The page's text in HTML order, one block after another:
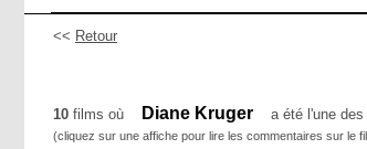
<< Retour
10 films où Diane Kruger a été l'une
(cliquez sur une affiche pour lire les commentaires sur le